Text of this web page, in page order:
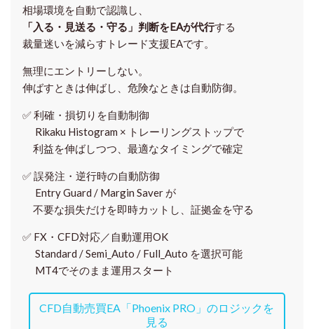
相場環境を自動で認識し、
「入る・見送る・守る」判断をEAが代行する
裁量迷いを減らすトレード支援EAです。
無理にエントリーしない。
伸ばすときは伸ばし、危険なときは自動防御。
✅利確・損切りを自動制御
Rikaku Histogram × トレーリングストップで
利益を伸ばしつつ、最適なタイミングで確定
✅誤発注・逆行時の自動防御
Entry Guard / Margin Saver が
不要な損失だけを即時カットし、証拠金を守る
✅ FX・CFD対応／自動運用OK
Standard / Semi_Auto / Full_Auto を選択可能
MT4でそのまま運用スタート
CFD自動売買EA「Phoenix PRO」のロジックを
見る